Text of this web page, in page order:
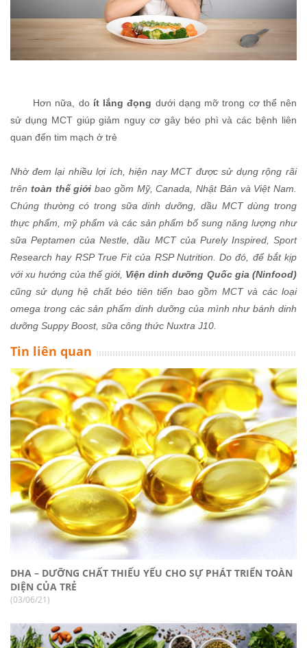
Hơn nữa, do ít lắng đọng dưới dạng mỡ trong cơ thể nên
sử dụng MCT giúp giảm nguy cơ gây béo phì và các bệnh liên
quan đến tim mạch ở trẻ
Nhờ đem lại nhiều lợi ích, hiện nay MCT được sử dụng rộng rãi
trên toàn thế giới bao gồm Mỹ, Canada, Nhật Bản và Việt Nam.
Chúng thường có trong sữa dinh dưỡng, dầu MCT dùng trong
thực phẩm, mỹ phẩm và các sản phẩm bổ sung năng lượng như
sữa Peptamen của Nestle, dầu MCT của Purely Inspired, Sport
Research hay RSP True Fit của RSP Nutrition. Do đó, để bắt kịp
với xu hướng của thế giới, Viện dinh dưỡng Quốc gia (Ninfood)
cũng sử dụng hệ chất béo tiên tiến bao gồm MCT và các loại
omega trong các sản phẩm dinh dưỡng của mình như bánh dinh
dưỡng Suppy Boost, sữa công thức Nuxtra J10.
Tin liên quan
DHA – DƯỠNG CHẤT THIẾU YẾU CHO SỰ PHÁT TRIỂN TOÀN
DIỆN CỦA TRẺ
(03/06/21)